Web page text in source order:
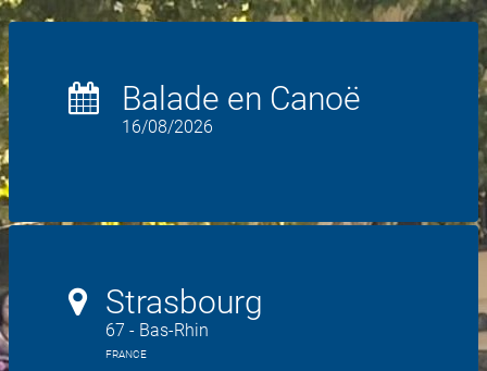
Balade en Canoë
16/08/2026
Strasbourg
67 - Bas-Rhin
FRANCE